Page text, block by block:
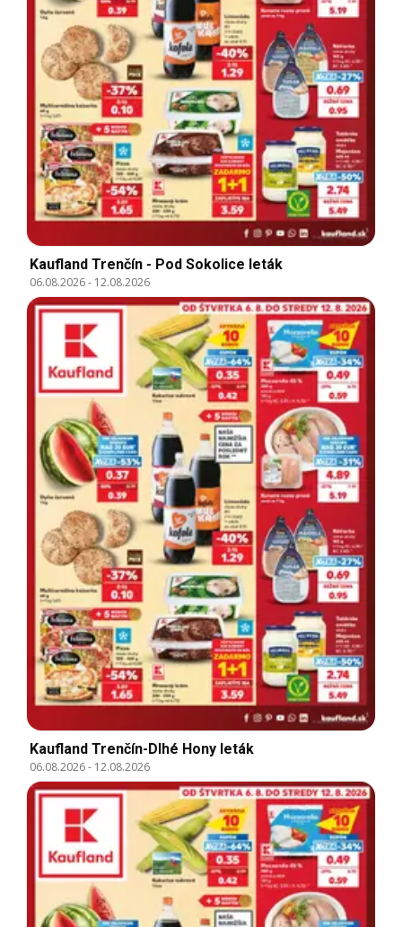
Kaufland Trenčín - Pod Sokolice leták
06.08.2026- 12.08.2026
Kaufland Trenčín-Dlhé Hony leták
06.08.2026- 12.08.2026